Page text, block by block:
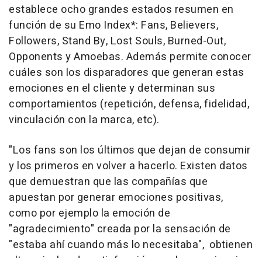
establece ocho grandes estados resumen en
función de su Emo Index*: Fans, Believers,
Followers, Stand By, Lost Souls, Burned-Out,
Opponents y Amoebas. Además permite conocer
cuáles son los disparadores que generan estas
emociones en el cliente y determinan sus
comportamientos (repetición, defensa, fidelidad,
vinculación con la marca, etc).
"Los fans son los últimos que dejan de consumir
y los primeros en volver a hacerlo. Existen datos
que demuestran que las compañías que
apuestan por generar emociones positivas,
como por ejemplo la emoción de
"agradecimiento" creada por la sensación de
"estaba ahí cuando más lo necesitaba", obtienen